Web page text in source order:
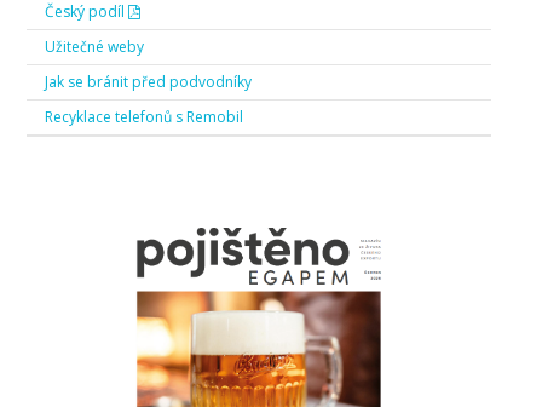
Český podíl
Užitečné weby
Jak se bránit před podvodníky
Recyklace telefonů s Remobil